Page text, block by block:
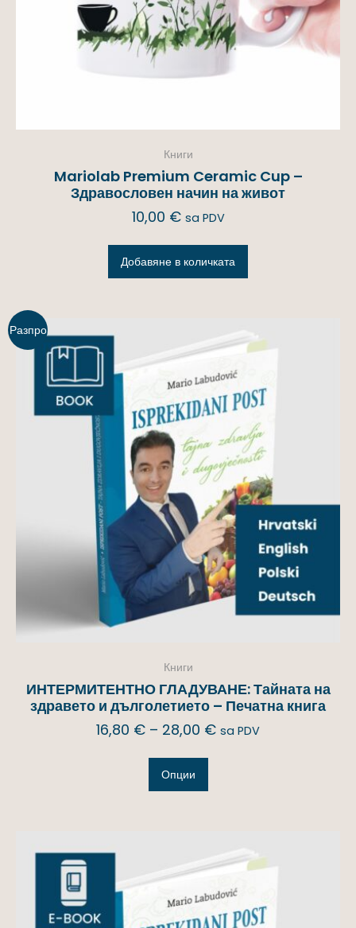
Книги
Mariolab Premium Ceramic Cup –
Здравословен начин на живот
10,00 € sa PDV
Добавяне в количката
Разпро
Книги
ИНТЕРМИТЕНТНО ГЛАДУВАНЕ: Тайната на
здравето и дълголетието – Печатна книга
16,80 € – 28,00 € sa PDV
Опции